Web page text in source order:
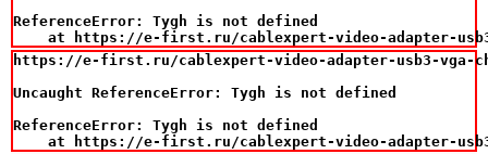
ReferenceError: Tygh is not defined
at https://e-first.ru/cablexpert-video-adapter-
https://e-first.ru/cablexpert-video-adapter-usb3-vga-
Uncaught ReferenceError: Tygh is not defined
ReferenceError: Tygh is not defined
at https://e-first.ru/cablexpert-video-adapter-